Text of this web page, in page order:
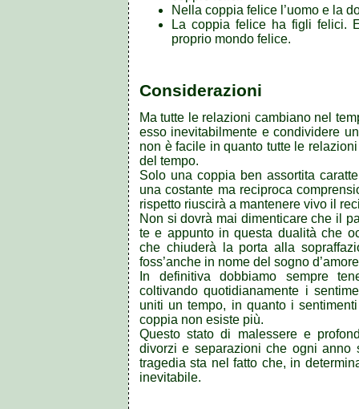
Nella coppia felice l’uomo e la
La coppia felice ha figli felici.
proprio mondo felice.
Considerazioni
Ma tutte le relazioni cambiano nel
esso inevitabilmente e condividere
non è facile in quanto tutte le
del tempo.
Solo una coppia ben assortita
una costante ma reciproca
rispetto riuscirà a mantenere vivo il
Non si dovrà mai dimenticare che il
te e appunto in questa dualità che
che chiuderà la porta alla
foss’anche in nome del sogno
In definitiva dobbiamo sempre
coltivando quotidianamente i
uniti un tempo, in quanto i
coppia non esiste più.
Questo stato di malessere e
divorzi e separazioni che ogni anno
tragedia sta nel fatto che, in
inevitabile.